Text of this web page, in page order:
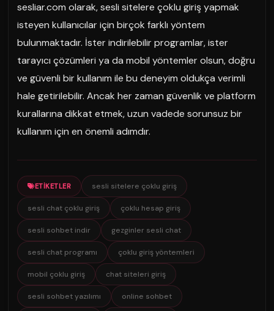
sesliar.com olarak, sesli sitelere çoklu giriş yapmak
isteyen kullanıcılar için birçok farklı yöntem
bulunmaktadır. İster indirilebilir programlar, ister
tarayıcı çözümleri ya da mobil yöntemler olsun, doğru
ve güvenli bir kullanım ile bu deneyim oldukça verimli
hale getirilebilir. Ancak her zaman güvenlik ve platform
kurallarına dikkat etmek, uzun vadede sorunsuz bir
kullanım için en önemli adımdır.
ETIKETLER sesli sitelere çoklu giriş
sesli chat çoklu giriş çoklu hesap giriş
sesli sohbet indir gezginler sesli chat
sesli chat programı çoklu giriş yöntemleri
mobil çoklu giriş chat siteleri giriş
sesli sohbet yazılımı online sohbet